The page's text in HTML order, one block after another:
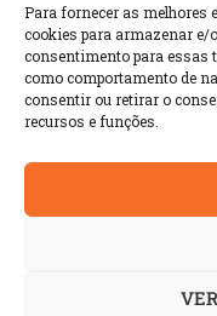
Para fornecer as melhores
cookies para armazenar
consentimento para essas
como comportamento de
consentir ou retirar o
recursos e funções.
Email*